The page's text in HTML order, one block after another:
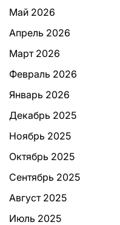
Май 2026
Апрель 2026
Март 2026
Февраль 2026
Январь 2026
Декабрь 2025
Ноябрь 2025
Октябрь 2025
Сентябрь 2025
Август 2025
Июль 2025